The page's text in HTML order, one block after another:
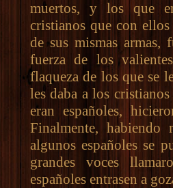
muertos, y los que
cristianos que con ellos
de sus mismas armas,
fuerza de los
flaqueza de los que se
les daba a los
eran españoles,
Finalmente, habiendo
algunos españoles se
grandes voces
españoles entrasen a